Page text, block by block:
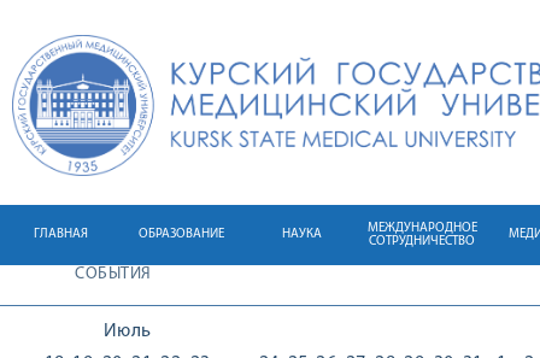
ГЛАВНАЯ ОБРАЗОВАНИЕ НАУКА
МЕЖДУНАРОДНОЕ
СОТРУДНИЧЕСТВО
СОБЫТИЯ
Июль